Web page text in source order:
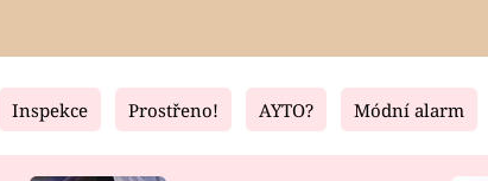
Fresh Living
Inspekce Prostřeno! AYTO? Módní alarm